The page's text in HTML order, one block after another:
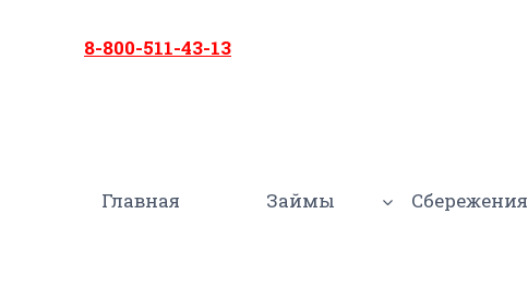
8-800-511-43-13
Главная Займы Сбережения